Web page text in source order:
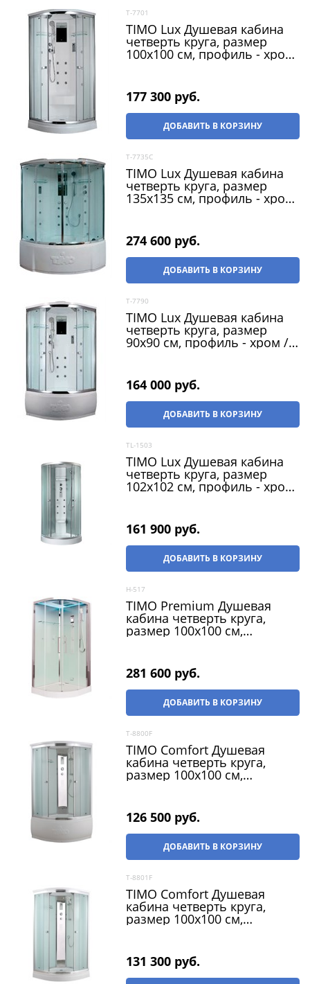
T-7701
TIMO Lux Душевая кабина
четверть круга, размер
100х100 см, профиль - хром
177 300 руб.
ДОБАВИТЬ В КОРЗИНУ
T-7735C
TIMO Lux Душевая кабина
четверть круга, размер
135х135 см, профиль - хром
274 600 руб.
ДОБАВИТЬ В КОРЗИНУ
T-7790
TIMO Lux Душевая кабина
четверть круга, размер
90х90 см, профиль - хром /
164 000 руб.
ДОБАВИТЬ В КОРЗИНУ
TL-1503
TIMO Lux Душевая кабина
четверть круга, размер
102х102 см, профиль - хром
161 900 руб.
ДОБАВИТЬ В КОРЗИНУ
H-517
TIMO Premium Душевая
кабина четверть круга,
размер 100х100 см,
раздвижные
281 600 руб.
ДОБАВИТЬ В КОРЗИНУ
T-8800F
TIMO Comfort Душевая
кабина четверть круга,
размер 100х100 см,
126 500 руб.
ДОБАВИТЬ В КОРЗИНУ
T-8801F
TIMO Comfort Душевая
кабина четверть круга,
размер 100х100 см,
131 300 руб.